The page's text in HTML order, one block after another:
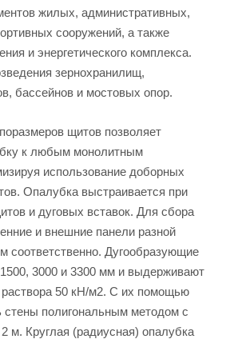
жилых, административных,
сооружений, а также
и энергетического комплекса.
зернохранилищ,
бассейнов и мостовых опор.
щитов позволяет
к любым монолитным
использование доборных
Опалубка выстраивается при
и дуговых вставок. Для сбора
и внешние панели разной
соответственно. Дугообразующие
3000 и 3300 мм и выдерживают
раствора 50 кН/м2. С их помощью
стены полигональным методом с
м. Круглая (радиусная) опалубка